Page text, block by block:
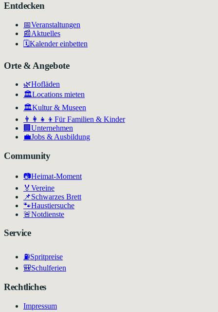
Entdecken
📅Veranstaltungen
📰Aktuelles
🗓️Kalender einbetten
Orte & Angebote
🌿Hofläden
🏛️Locations mieten
🏛Kultur & Museen
👨‍👩‍👧‍👦 Für Familien & Kinder
🏢 Unternehmen
💼Jobs & Ausbildung
Community
📷Heimat-Moment
🏅 Vereine
📌Schwarzes Brett
🐾Haustiersuche
🚨Notdienste
Service
⛽Spritpreise
🎒Schulferien
Rechtliches
Impressum